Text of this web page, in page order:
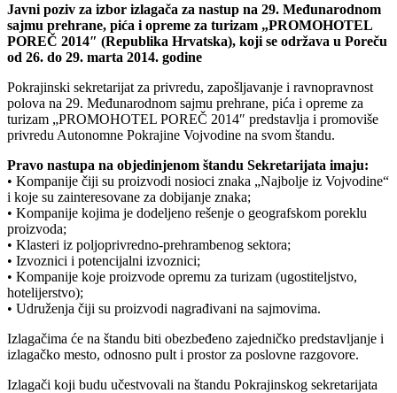
Javni poziv za izbor izlagača za nastup na 29. Međunarodnom
sajmu prehrane, pića i opreme za turizam „PROMOHOTEL
POREČ 2014″ (Republika Hrvatska), koji se održava u Poreču
od 26. do 29. marta 2014. godine
Pokrajinski sekretarijat za privredu, zapošljavanje i ravnopravnost
polova na 29. Međunarodnom sajmu prehrane, pića i opreme za
turizam „PROMOHOTEL POREČ 2014″ predstavlja i promoviše
privredu Autonomne Pokrajine Vojvodine na svom štandu.
Pravo nastupa na objedinjenom štandu Sekretarijata imaju:
• Kompanije čiji su proizvodi nosioci znaka „Najbolje iz Vojvodine“
i koje su zainteresovane za dobijanje znaka;
• Kompanije kojima je dodeljeno rešenje o geografskom poreklu
proizvoda;
• Klasteri iz poljoprivredno-prehrambenog sektora;
• Izvoznici i potencijalni izvoznici;
• Kompanije koje proizvode opremu za turizam (ugostiteljstvo,
hotelijerstvo);
• Udruženja čiji su proizvodi nagrađivani na sajmovima.
Izlagačima će na štandu biti obezbeđeno zajedničko predstavljanje i
izlagačko mesto, odnosno pult i prostor za poslovne razgovore.
Izlagači koji budu učestvovali na štandu Pokrajinskog sekretarijata